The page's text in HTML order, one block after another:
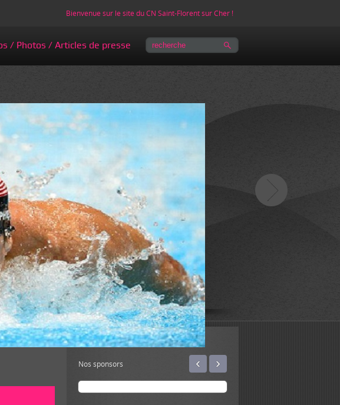
Bienvenue sur le site du CN Saint-Florent sur Cher !
/ Photos / Articles de presse
Nos sponsors ‹ ›